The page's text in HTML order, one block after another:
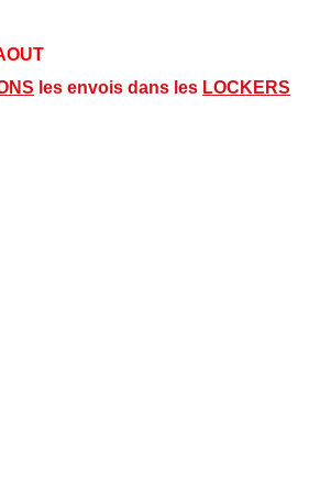
les envois dans les LOCKERS